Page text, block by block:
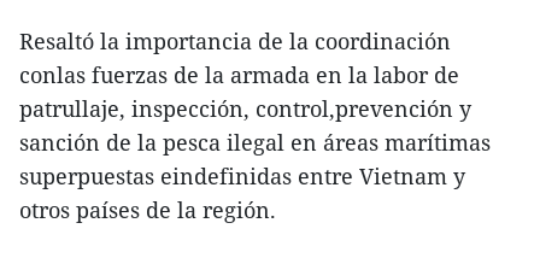
Resaltó la importancia de la coordinación
conlas fuerzas de la armada en la labor de
patrullaje, inspección, control,prevención y
sanción de la pesca ilegal en áreas marítimas
superpuestas eindefinidas entre Vietnam y
otros países de la región.